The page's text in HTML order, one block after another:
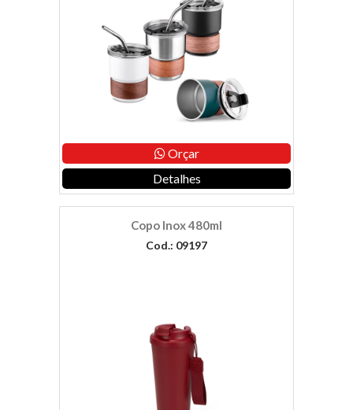
Orçar
Detalhes
Copo Inox 480ml
Cod.: 09197